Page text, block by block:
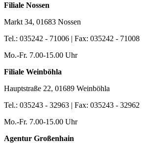
Filiale Nossen
Markt 34, 01683 Nossen
Tel.: 035242 - 71006 | Fax: 035242 - 71008
Mo.-Fr. 7.00-15.00 Uhr
Filiale Weinböhla
Hauptstraße 22, 01689 Weinböhla
Tel.: 035243 - 32963 | Fax: 035243 - 32962
Mo.-Fr. 7.00-15.00 Uhr
Agentur Großenhain